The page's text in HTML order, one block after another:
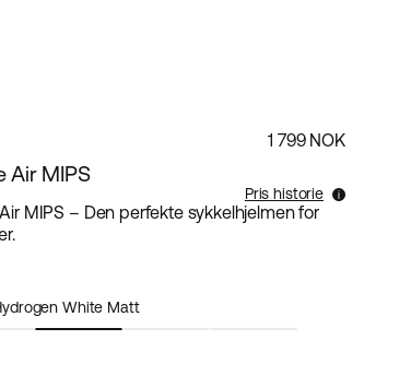
Air MIPS
1 799 NOK
Pris historie
salgspris for dette produktet de siste 30
MIPS – Den perfekte sykkelhjelmen for
White Matt